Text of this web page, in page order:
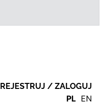
/ ZALOGUJ
PL EN